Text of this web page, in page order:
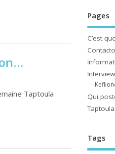
Taptoula
Pages
C’est
Qui
Tags